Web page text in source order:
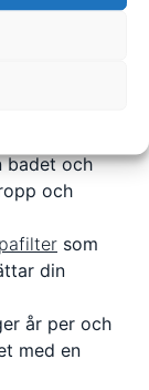
i
det
kloret, var
badet och
och
som
din
år per och
med en